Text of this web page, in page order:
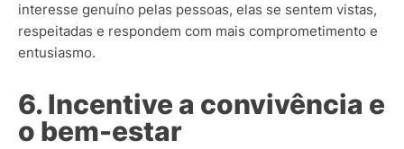
interesse genuíno pelas pessoas, elas se sentem vistas,
respeitadas e respondem com mais comprometimento e
entusiasmo.
6. Incentive a convivência e
o bem-estar